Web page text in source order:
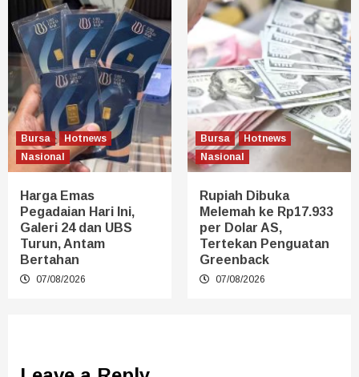
Bursa
Hotnews
Nasional
Harga Emas
Pegadaian Hari Ini,
Galeri 24 dan UBS
Turun, Antam
Bertahan
07/08/2026
Bursa
Hotnews
Nasional
Rupiah Dibuka
Melemah ke Rp17.933
per Dolar AS,
Tertekan Penguatan
Greenback
07/08/2026